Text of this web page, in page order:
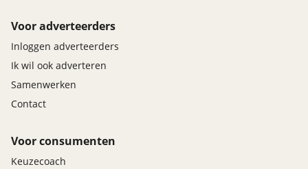
Voor adverteerders
Inloggen adverteerders
Ik wil ook adverteren
Samenwerken
Contact
Voor consumenten
Keuzecoach